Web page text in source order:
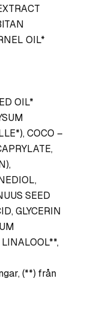
OIL*
OIL*
COCO –
SEED
GLYCERIN
(**) från